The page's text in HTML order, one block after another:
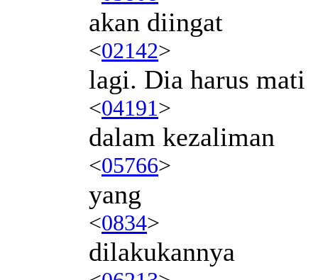
akan diingat
<02142>
lagi. Dia harus mati
<04191>
dalam kezaliman
<05766>
yang
<0834>
dilakukannya